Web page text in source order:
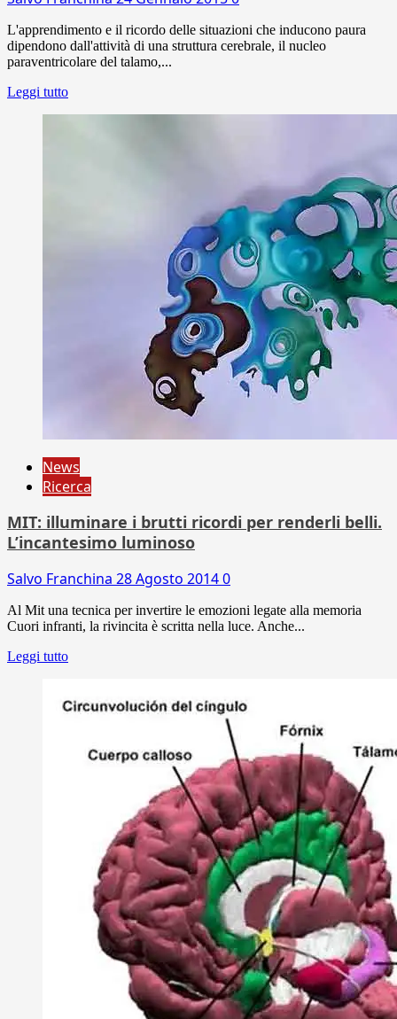
L'apprendimento e il ricordo delle situazioni che inducono paura
dipendono dall'attività di una struttura cerebrale, il nucleo
paraventricolare del talamo,...
Leggi tutto
News
Ricerca
MIT: illuminare i brutti ricordi per renderli belli.
L’incantesimo luminoso
Salvo Franchina 28 Agosto 20140
Al Mit una tecnica per invertire le emozioni legate alla memoria
Cuori infranti, la rivincita è scritta nella luce. Anche...
Leggi tutto